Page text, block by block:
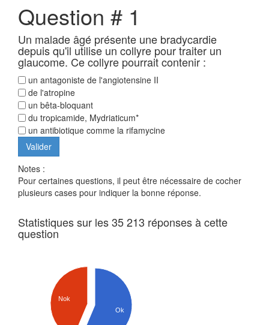
Question # 1
Un malade âgé présente une bradycardie
depuis qu'il utilise un collyre pour traiter un
glaucome. Ce collyre pourrait contenir :
un antagoniste de l'angiotensine II
de l'atropine
un bêta-bloquant
du tropicamide, Mydriaticum*
un antibiotique comme la rifamycine
Notes :
Pour certaines questions, il peut être nécessaire de cocher
plusieurs cases pour indiquer la bonne réponse.
Statistiques sur les 35 213 réponses à cette
question
Nok
Ok